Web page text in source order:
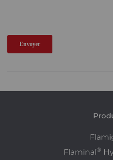
Flaminal®